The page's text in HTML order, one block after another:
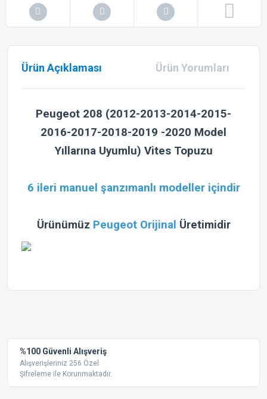
Ürün Açıklaması Ürün Yorumları
Peugeot 208 (2012-2013-2014-2015-
2016-2017-2018-2019 -2020 Model
Yıllarına Uyumlu) Vites Topuzu
6 ileri manuel şanzımanlı modeller içindir
Ürünümüz Peugeot Orijinal Üretimidir
Ürün resmi kalitesiz, bozuk veya görüntülenemiyor.
Ürün açıklamasında eksik bilgiler bulunuyor.
%100 Güvenli Alışveriş
Alışverişleriniz 256 Özel
Şifreleme ile Korunmaktadır.